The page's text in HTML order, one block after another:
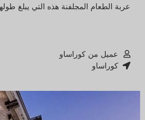
عربة الطعام المجلفنة هذه التي يبلغ طولها 11
عميل من كوراساو
كوراساو